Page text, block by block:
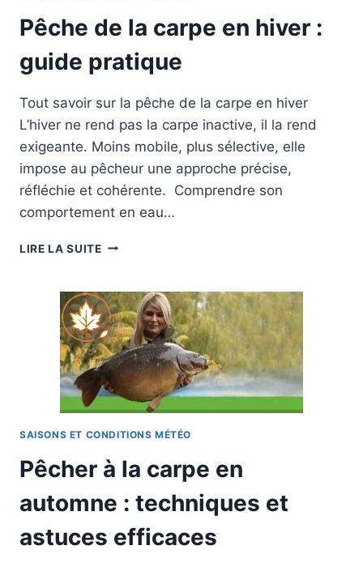
Pêche de la carpe en hiver :
guide pratique
Tout savoir sur la pêche de la carpe en hiver
L’hiver ne rend pas la carpe inactive, il la rend
exigeante. Moins mobile, plus sélective, elle
impose au pêcheur une approche précise,
réfléchie et cohérente. Comprendre son
comportement en eau…
LIRE LA SUITEPÊCHE
CARPE
EN
HIVER
:
GUIDE
PRATIQUE
SAISONS ET CONDITIONS MÉTÉO
Pêcher à la carpe en
automne : techniques et
astuces efficaces